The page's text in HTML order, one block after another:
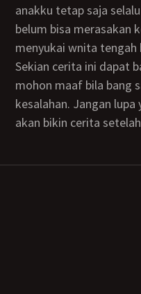
anakku tetap saja
belum bisa merasakan
menyukai wnita tengah
Sekian cerita ini dapat bang samson6969 sampaikan,
mohon maaf bila bang
kesalahan. Jangan
akan bikin cerita